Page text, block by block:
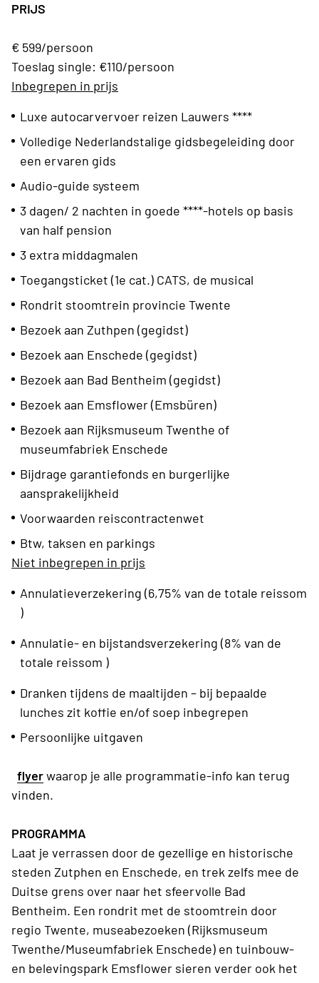
PRIJS
€ 599/persoon
Toeslag single: €110/persoon
Inbegrepen in prijs
Luxe autocarvervoer reizen Lauwers ****
Volledige Nederlandstalige gidsbegeleiding door
een ervaren gids
Audio-guide systeem
3 dagen/ 2 nachten in goede ****-hotels op basis
van half pension
3 extra middagmalen
Toegangsticket (1e cat.) CATS, de musical
Rondrit stoomtrein provincie Twente
Bezoek aan Zuthpen (gegidst)
Bezoek aan Enschede (gegidst)
Bezoek aan Bad Bentheim (gegidst)
Bezoek aan Emsflower (Emsbüren)
Bezoek aan Rijksmuseum Twenthe of
museumfabriek Enschede
Bijdrage garantiefonds en burgerlijke
aansprakelijkheid
Voorwaarden reiscontractenwet
Btw, taksen en parkings
Niet inbegrepen in prijs
Annulatieverzekering (6,75% van de totale reissom
)
Annulatie- en bijstandsverzekering (8% van de
totale reissom )
Dranken tijdens de maaltijden – bij bepaalde
lunches zit koffie en/of soep inbegrepen
Persoonlijke uitgaven
flyerwaarop je alle programmatie-info kan terug
vinden.
PROGRAMMA
Laat je verrassen door de gezellige en historische
steden Zutphen en Enschede, en trek zelfs mee de
Duitse grens over naar het sfeervolle Bad
Bentheim. Een rondrit met de stoomtrein door
regio Twente, museabezoeken (Rijksmuseum
Twenthe/Museumfabriek Enschede) en tuinbouw-
en belevingspark Emsflower sieren verder ook het